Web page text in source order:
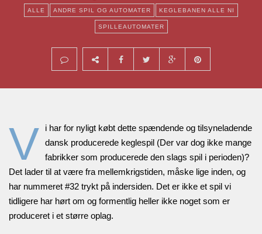
ALLE ANDRE SPIL OG AUTOMATER KEGLEBANEN ALLE NI
SPILLEAUTOMATER
V
i har for nyligt købt dette spændende og tilsyneladende
dansk producerede keglespil (Der var dog ikke mange
fabrikker som producerede den slags spil i perioden)?
Det lader til at være fra mellemkrigstiden, måske lige inden, og
har nummeret #32 trykt på indersiden. Det er ikke et spil vi
tidligere har hørt om og formentlig heller ikke noget som er
produceret i et større oplag.